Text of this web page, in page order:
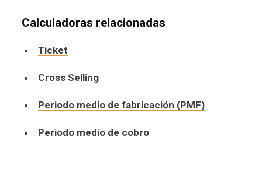
Calculadoras relacionadas
Ticket
Cross Selling
Periodo medio de fabricación (PMF)
Periodo medio de cobro